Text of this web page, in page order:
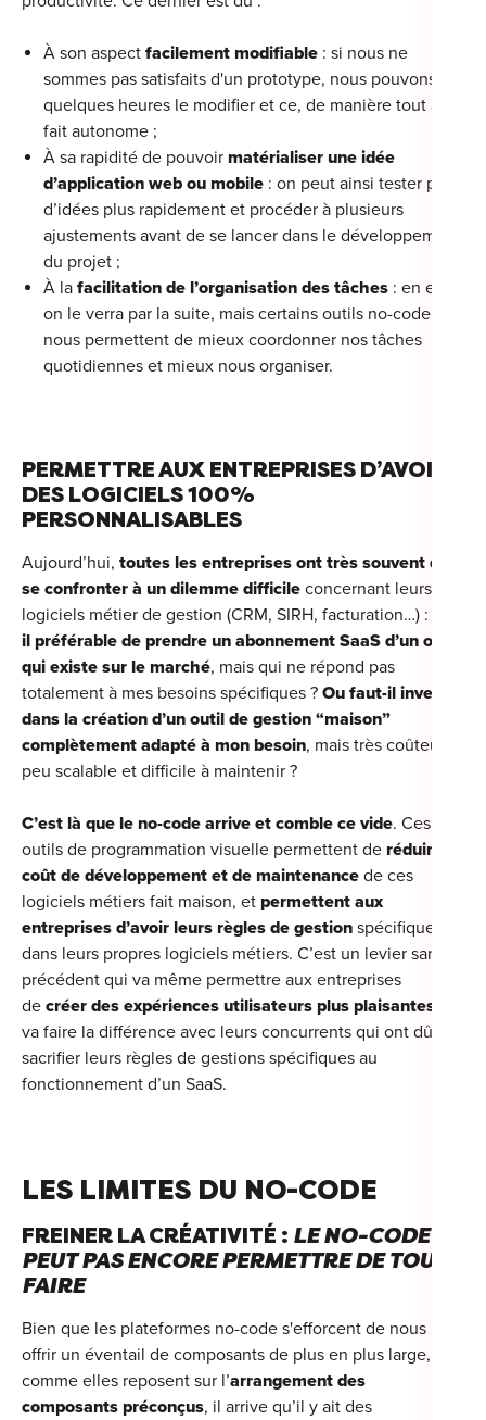
À son aspect facilement modifiable : si nous ne
sommes pas satisfaits d'un prototype, nous pouvons en
quelques heures le modifier et ce, de manière tout à
fait autonome ;
À sa rapidité de pouvoir matérialiser une idée
d’application web ou mobile : on peut ainsi tester plus
d’idées plus rapidement et procéder à plusieurs
ajustements avant de se lancer dans le développement
du projet ;
À la facilitation de l’organisation des tâches : en effet,
on le verra par la suite, mais certains outils no-code
nous permettent de mieux coordonner nos tâches
quotidiennes et mieux nous organiser.
PERMETTRE AUX ENTREPRISES D’AVOIR
DES LOGICIELS 100%
PERSONNALISABLES
Aujourd’hui, toutes les entreprises ont très souvent dû
se confronter à un dilemme difficile concernant leurs
logiciels métier de gestion (CRM, SIRH, facturation…) :
il préférable de prendre un abonnement SaaS d’un outil
qui existe sur le marché, mais qui ne répond pas
totalement à mes besoins spécifiques ? Ou faut-il investir
dans la création d’un outil de gestion “maison”
complètement adapté à mon besoin, mais très coûteux,
peu scalable et difficile à maintenir ?
C’est là que le no-code arrive et comble ce vide. Ces
outils de programmation visuelle permettent de réduire le
coût de développement et de maintenance de ces
logiciels métiers fait maison, et permettent aux
entreprises d’avoir leurs règles de gestion spécifiques
dans leurs propres logiciels métiers. C’est un levier sans
précédent qui va même permettre aux entreprises
de créer des expériences utilisateurs plus plaisantes
va faire la différence avec leurs concurrents qui ont dû
sacrifier leurs règles de gestions spécifiques au
fonctionnement d’un SaaS.
LES LIMITES DU NO-CODE
FREINER LA CRÉATIVITÉ : LE NO-CODE NE
PEUT PAS ENCORE PERMETTRE DE TOUT
FAIRE
Bien que les plateformes no-code s'efforcent de nous
offrir un éventail de composants de plus en plus large,
comme elles reposent sur l’arrangement des
composants préconçus, il arrive qu’il y ait des